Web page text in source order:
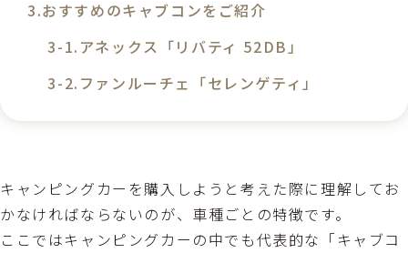
おすすめのキャブコンをご紹介
アネックス「リバティ 52DB」
ファンルーチェ「セレンゲティ」
キャンピングカーを購入しようと考えた際に理解してお
かなければならないのが、車種ごとの特徴です。
ここではキャンピングカーの中でも代表的な「キャブコ